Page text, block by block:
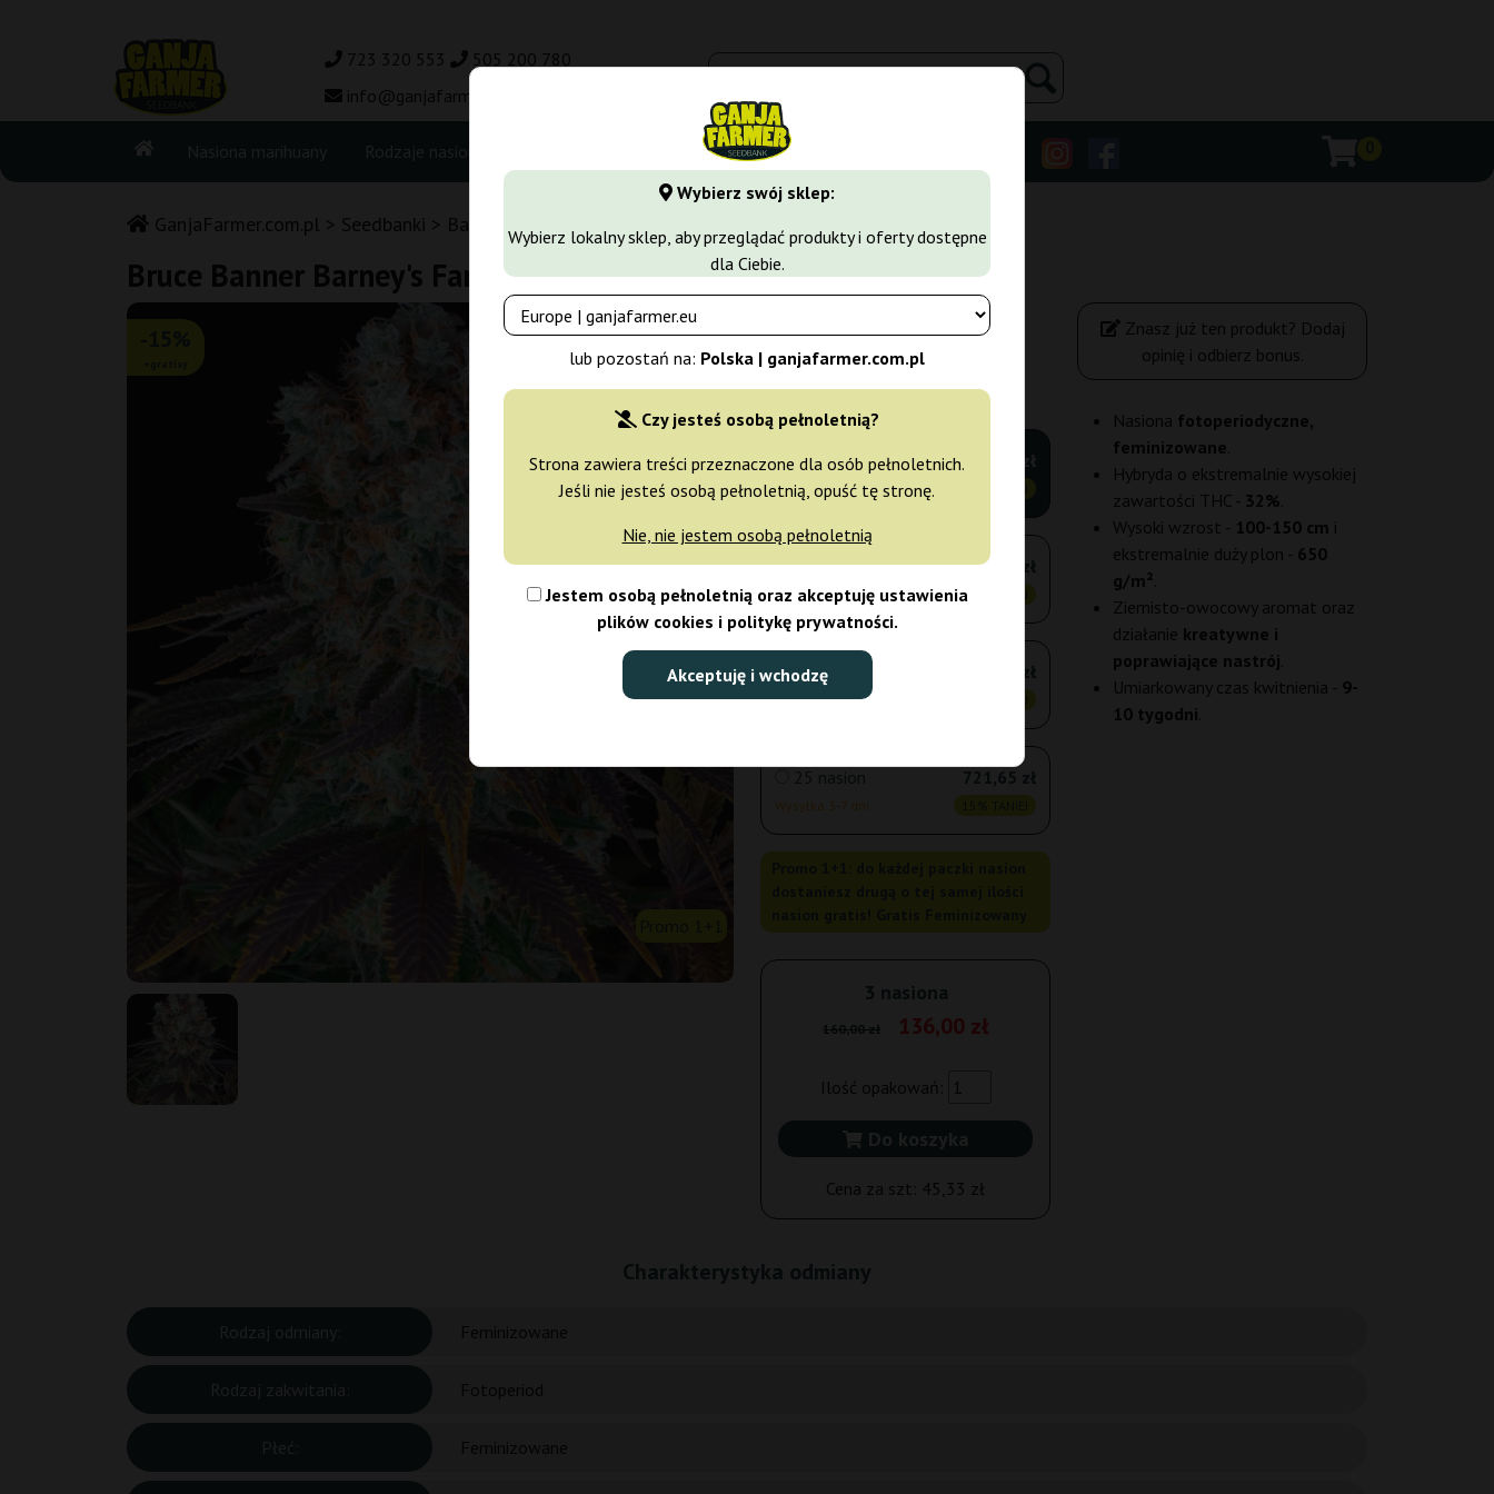
Wybierz swój sklep:
Wybierz lokalny sklep, aby przeglądać produkty i oferty dostępne
dla Ciebie.
lub pozostań na: Polska | ganjafarmer.com.pl
Czy jesteś osobą pełnoletnią?
Strona zawiera treści przeznaczone dla osób pełnoletnich.
Jeśli nie jesteś osobą pełnoletnią, opuść tę stronę.
Nie, nie jestem osobą pełnoletnią
Jestem osobą pełnoletnią oraz akceptuję ustawienia
plików cookies i politykę prywatności.
Akceptuję i wchodzę
723 320 553
505 200 780
info@ganjafarmer.com.pl
Nasiona marihuany Rodzaje nasion Odmiany marihuany
GanjaFarmer.com.pl Seedbanki Barney's Farm
Bruce Banner Barney's Farm
Barney's Farm
3 nasiona
Wysyłka 24h
136,00 zł
5 nasion
Wysyłka 3-7 dni
194,65 zł
15% TANIEJ
10 nasion
Wysyłka 3-7 dni
334,05 zł
25 nasion
Wysyłka 3-7 dni
721,65 zł
3 nasiona
160,00 zł 136,00 zł
Ilość opakowań:
Do koszyka
Cena za szt: 45,33 zł
Znasz już ten produkt? Dodaj
opinię i odbierz bonus.
Nasiona fotoperiodyczne,
feminizowane
Hybryda o ekstremalnie wysokiej
zawartości THC - 32%
Wysoki wzrost - 100-150 cm i
ekstremalnie duży plon - 650
g/m²
Ziemisto-owocowy aromat oraz
działanie kreatywne i
poprawiające nastrój
Umiarkowany czas kwitnienia - 9-
10 tygodni
Charakterystyka odmiany
Rodzaj odmiany:
Rodzaj zakwitania:
Płeć: